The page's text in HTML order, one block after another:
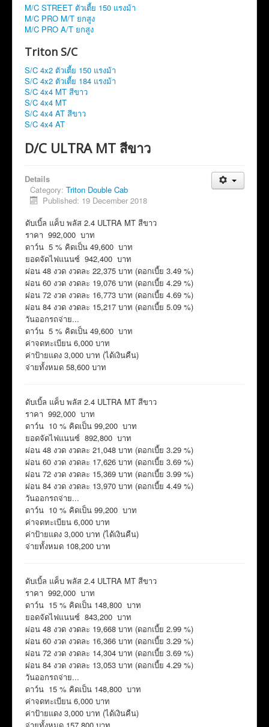
M/C STREET ตัวเตี้ย 150 แรงม้า
M/C PRO M/T ยกสูง
M/C PRO A/T ยกสูง
Triton S/C
S/C 4x2 ตัวเตี้ย 150 แรงม้า
S/C 4x2 ตัวเตี้ย 184 แรงม้า
S/C 4x4 MT สีขาว
S/C 4x4 MT
S/C 4x4 AT สีขาว
S/C 4x4 AT
D/C ULTRA MT สีขาว
Details
Category: Triton Double Cab
Published: 19 December 2018
ดับเบิ้ล แค็บ พลัส 2.4 ULTRA MT สีขาว
ราคา 992,000 บาท
ดาว์น 5 % คิดเป็น 49,600 บาท
ยอดจัดไฟแนนซ์ 942,400 บาท
ผ่อน 48 งวด งวดละ 22,375 บาท (ดอกเบี้ย 3.49 %)
ผ่อน 60 งวด งวดละ 19,076 บาท (ดอกเบี้ย 4.29 %)
ผ่อน 72 งวด งวดละ 16,773 บาท (ดอกเบี้ย 4.69 %)
ผ่อน 84 งวด งวดละ 15,217 บาท (ดอกเบี้ย 5.09 %)
วันออกรถจ่าย...
ดาว์น 5 % คิดเป็น 49,600 บาท
ค่าจดทะเบียน 6,000 บาท
ค่าป้ายแดง 3,000 บาท (ได้เงินคืน)
จ่ายทั้งหมด 58,600 บาท
ดับเบิ้ล แค็บ พลัส 2.4 ULTRA MT สีขาว
ราคา 992,000 บาท
ดาว์น 10 % คิดเป็น 99,200 บาท
ยอดจัดไฟแนนซ์ 892,800 บาท
ผ่อน 48 งวด งวดละ 21,048 บาท (ดอกเบี้ย 3.29 %)
ผ่อน 60 งวด งวดละ 17,626 บาท (ดอกเบี้ย 3.69 %)
ผ่อน 72 งวด งวดละ 15,369 บาท (ดอกเบี้ย 3.99 %)
ผ่อน 84 งวด งวดละ 13,970 บาท (ดอกเบี้ย 4.49 %)
วันออกรถจ่าย...
ดาว์น 10 % คิดเป็น 99,200 บาท
ค่าจดทะเบียน 6,000 บาท
ค่าป้ายแดง 3,000 บาท (ได้เงินคืน)
จ่ายทั้งหมด 108,200 บาท
ดับเบิ้ล แค็บ พลัส 2.4 ULTRA MT สีขาว
ราคา 992,000 บาท
ดาว์น 15 % คิดเป็น 148,800 บาท
ยอดจัดไฟแนนซ์ 843,200 บาท
ผ่อน 48 งวด งวดละ 19,668 บาท (ดอกเบี้ย 2.99 %)
ผ่อน 60 งวด งวดละ 16,366 บาท (ดอกเบี้ย 3.29 %)
ผ่อน 72 งวด งวดละ 14,304 บาท (ดอกเบี้ย 3.69 %)
ผ่อน 84 งวด งวดละ 13,053 บาท (ดอกเบี้ย 4.29 %)
วันออกรถจ่าย...
ดาว์น 15 % คิดเป็น 148,800 บาท
ค่าจดทะเบียน 6,000 บาท
ค่าป้ายแดง 3,000 บาท (ได้เงินคืน)